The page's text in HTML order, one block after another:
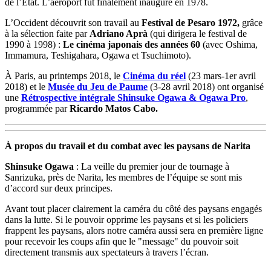
de l’État. L’aéroport fut finalement inauguré en 1978.
L’Occident découvrit son travail au Festival de Pesaro 1972, grâce
à la sélection faite par Adriano Aprà (qui dirigera le festival de
1990 à 1998) : Le cinéma japonais des années 60 (avec Oshima,
Immamura, Teshigahara, Ogawa et Tsuchimoto).
À Paris, au printemps 2018, le Cinéma du réel (23 mars-1er avril
2018) et le Musée du Jeu de Paume (3-28 avril 2018) ont organisé
une Rétrospective intégrale Shinsuke Ogawa & Ogawa Pro,
programmée parRicardo Matos Cabo.
À propos du travail et du combat avec les paysans de Narita
Shinsuke Ogawa : La veille du premier jour de tournage à
Sanrizuka, près de Narita, les membres de l’équipe se sont mis
d’accord sur deux principes.
Avant tout placer clairement la caméra du côté des paysans engagés
dans la lutte. Si le pouvoir opprime les paysans et si les policiers
frappent les paysans, alors notre caméra aussi sera en première ligne
pour recevoir les coups afin que le "message" du pouvoir soit
directement transmis aux spectateurs à travers l’écran.